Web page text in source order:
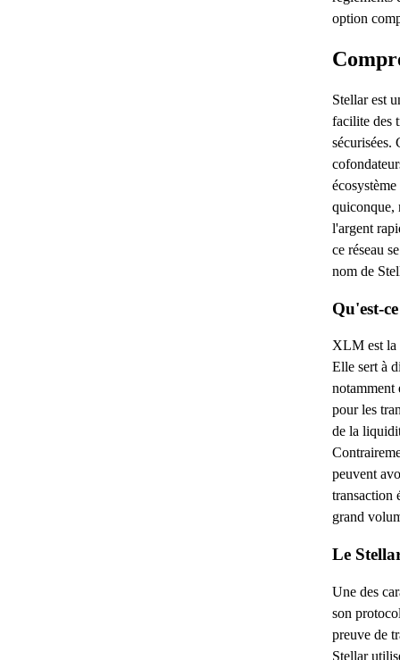
option
Stellar est
facilite des
sécurisées.
quiconque,
l'argent
ce réseau
nom de
Qu'est-
XLM est la
Elle sert à
notamment
pour les
de la
peuvent
transaction
grand
Le
Une des
son
preuve de
Stellar